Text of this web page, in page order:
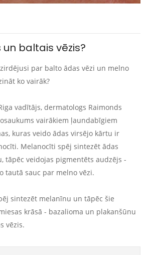
baltais vēzis?
par balto ādas vēzi un melno
ko vairāk?
vadītājs, dermatologs Raimonds
vairākiem ļaundabīgiem
kuras veido ādas virsējo kārtu ir
Melanocīti spēj sintezēt ādas
tāpēc veidojas pigmentēts audzējs -
tautā sauc par melno vēzi.
sintezēt melanīnu un tāpēc šie
krāsā - bazalioma un plakanšūnu
vēzis.